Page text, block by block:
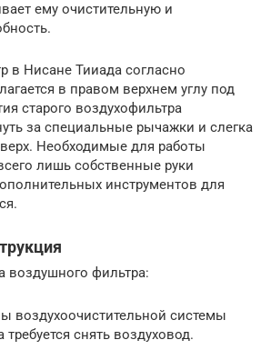
ему очистительную и
в Нисане Тииада согласно
в правом верхнем углу под
старого воздухофильтра
за специальные рычажки и слегка
Необходимые для работы
лишь собственные руки
инструментов для
воздушного фильтра:
воздухоочистительной системы
требуется снять воздуховод.